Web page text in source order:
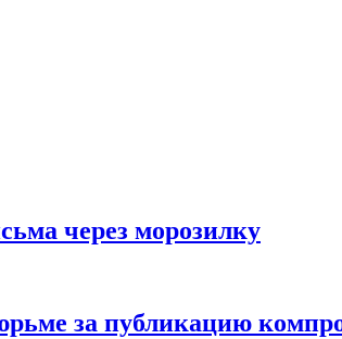
через морозилку
за публикацию